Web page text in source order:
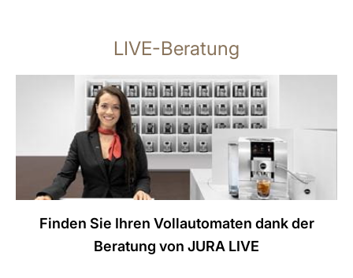
LIVE-Beratung
Finden Sie Ihren Vollautomaten dank der
Beratung von JURA LIVE